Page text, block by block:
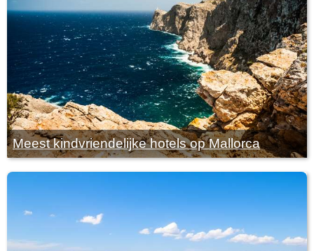
Meest kindvriendelijke hotels op Mallorca